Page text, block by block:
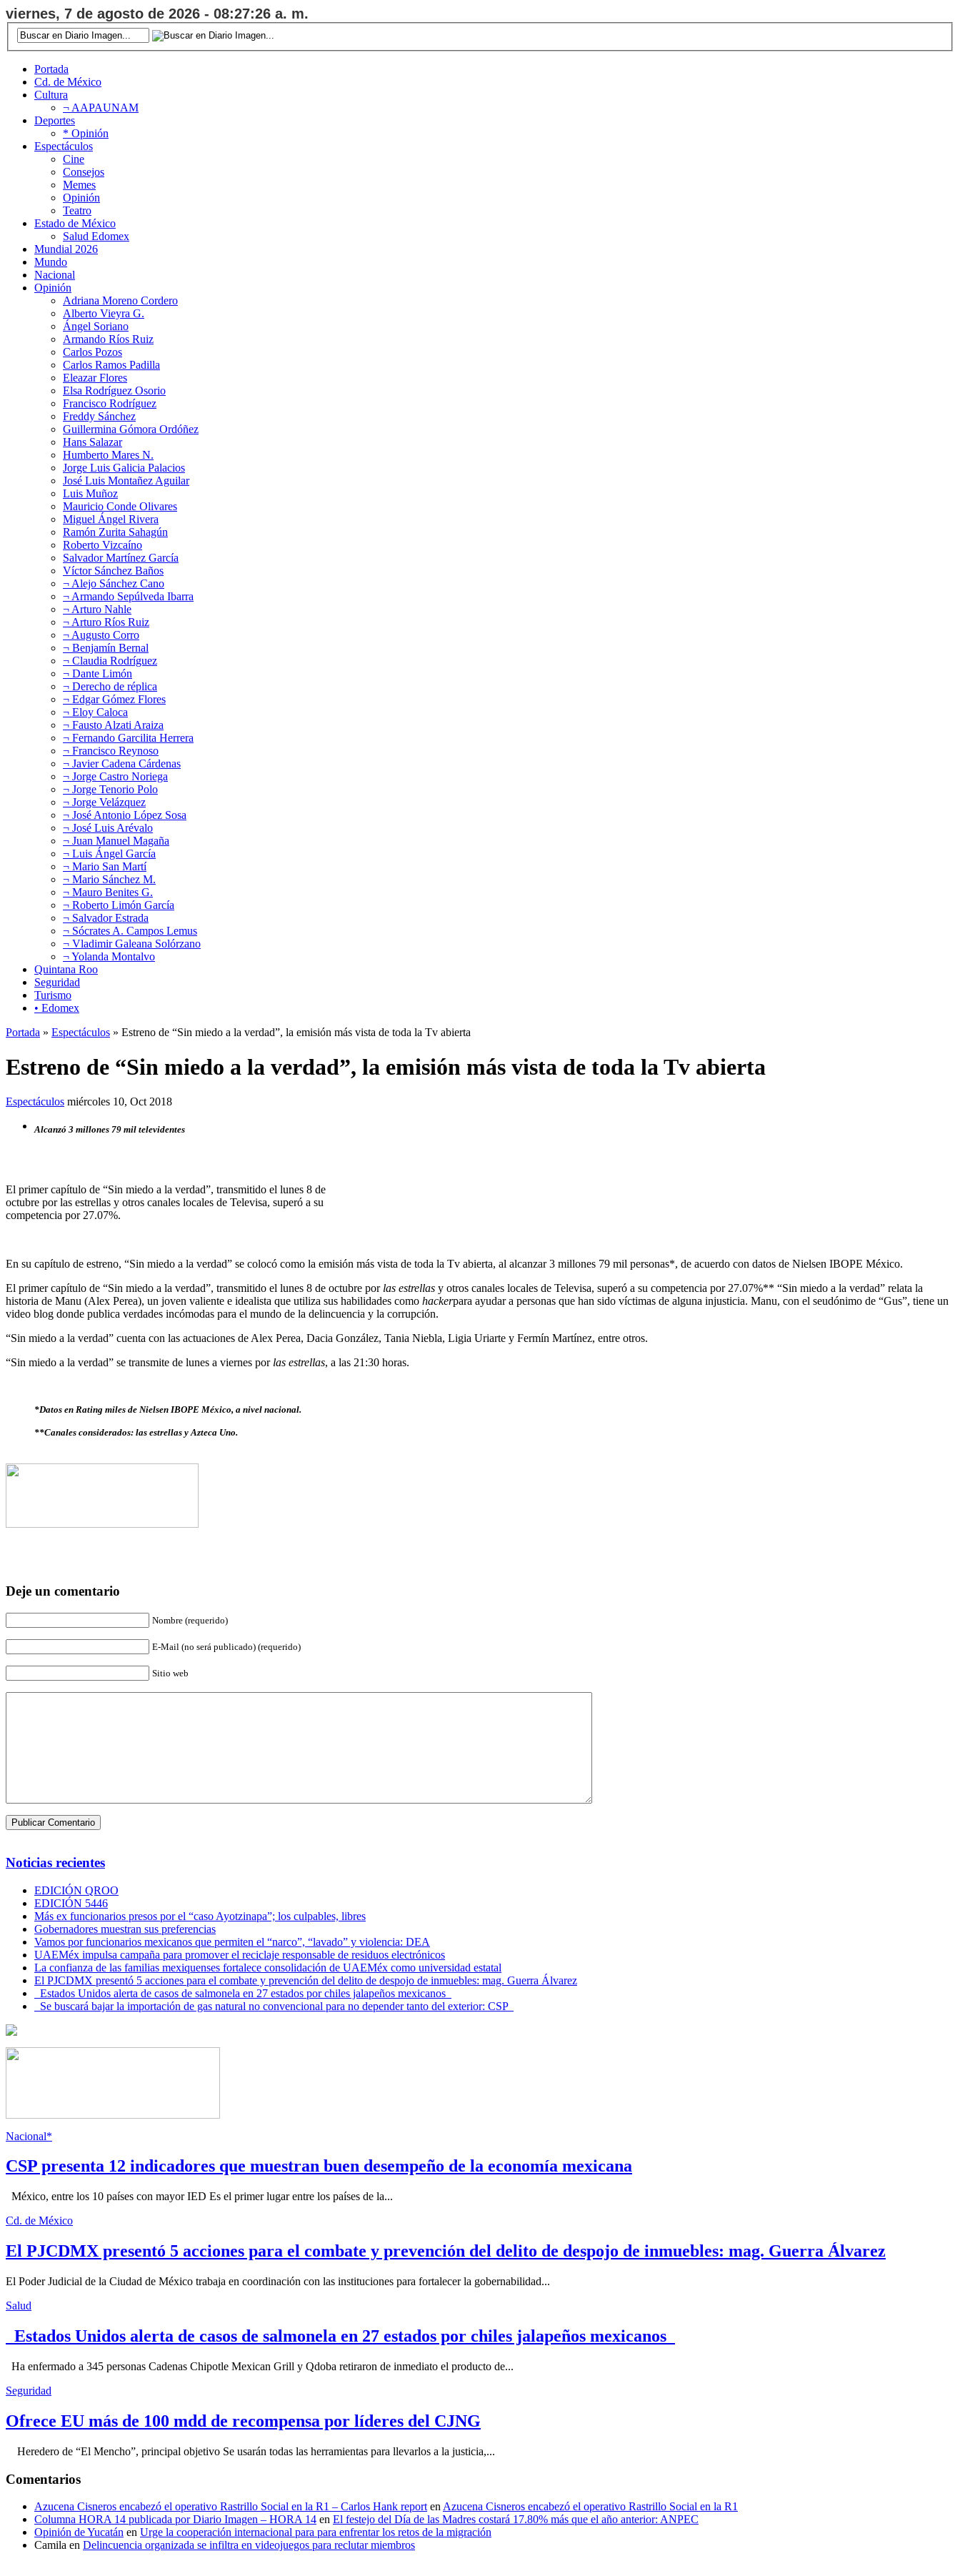
viernes, 7 de agosto de 2026 - 08:27:26 a. m.
Portada
Cd. de México
Cultura
¬ AAPAUNAM
Deportes
* Opinión
Espectáculos
Cine
Consejos
Memes
Opinión
Teatro
Estado de México
Salud Edomex
Mundial 2026
Mundo
Nacional
Opinión
Adriana Moreno Cordero
Alberto Vieyra G.
Ángel Soriano
Armando Ríos Ruiz
Carlos Pozos
Carlos Ramos Padilla
Eleazar Flores
Elsa Rodríguez Osorio
Francisco Rodríguez
Freddy Sánchez
Guillermina Gómora Ordóñez
Hans Salazar
Humberto Mares N.
Jorge Luis Galicia Palacios
José Luis Montañez Aguilar
Luis Muñoz
Mauricio Conde Olivares
Miguel Ángel Rivera
Ramón Zurita Sahagún
Roberto Vizcaíno
Salvador Martínez García
Víctor Sánchez Baños
¬ Alejo Sánchez Cano
¬ Armando Sepúlveda Ibarra
¬ Arturo Nahle
¬ Arturo Ríos Ruiz
¬ Augusto Corro
¬ Benjamín Bernal
¬ Claudia Rodríguez
¬ Dante Limón
¬ Derecho de réplica
¬ Edgar Gómez Flores
¬ Eloy Caloca
¬ Fausto Alzati Araiza
¬ Fernando Garcilita Herrera
¬ Francisco Reynoso
¬ Javier Cadena Cárdenas
¬ Jorge Castro Noriega
¬ Jorge Tenorio Polo
¬ Jorge Velázquez
¬ José Antonio López Sosa
¬ José Luis Arévalo
¬ Juan Manuel Magaña
¬ Luis Ángel García
¬ Mario San Martí
¬ Mario Sánchez M.
¬ Mauro Benites G.
¬ Roberto Limón García
¬ Salvador Estrada
¬ Sócrates A. Campos Lemus
¬ Vladimir Galeana Solórzano
¬ Yolanda Montalvo
Quintana Roo
Seguridad
Turismo
• Edomex
Portada » Espectáculos » Estreno de “Sin miedo a la verdad”, la emisión más vista de toda la Tv abierta
Estreno de “Sin miedo a la verdad”, la emisión más vista de toda la Tv abierta
Espectáculos miércoles 10, Oct 2018
Alcanzó 3 millones 79 mil televidentes
El primer capítulo de “Sin miedo a la verdad”, transmitido el lunes 8 de
octubre por las estrellas y otros canales locales de Televisa, superó a su
competencia por 27.07%.
En su capítulo de estreno, “Sin miedo a la verdad” se colocó como la emisión más vista de toda la Tv abierta, al alcanzar 3 millones 79 mil personas*, de acuerdo con datos de Nielsen IBOPE México.
El primer capítulo de “Sin miedo a la verdad”, transmitido el lunes 8 de octubre por las estrellas y otros canales locales de Televisa, superó a su competencia por 27.07%** “Sin miedo a la verdad” relata la
historia de Manu (Alex Perea), un joven valiente e idealista que utiliza sus habilidades como hackerpara ayudar a personas que han sido víctimas de alguna injusticia. Manu, con el seudónimo de “Gus”, tiene un
video blog donde publica verdades incómodas para el mundo de la delincuencia y la corrupción.
“Sin miedo a la verdad” cuenta con las actuaciones de Alex Perea, Dacia González, Tania Niebla, Ligia Uriarte y Fermín Martínez, entre otros.
“Sin miedo a la verdad” se transmite de lunes a viernes por las estrellas, a las 21:30 horas.
*Datos en Rating miles de Nielsen IBOPE México, a nivel nacional.
**Canales considerados: las estrellas y Azteca Uno.
Deje un comentario
Nombre (requerido)
E-Mail (no será publicado) (requerido)
Sitio web
Noticias recientes
EDICIÓN QROO
EDICIÓN 5446
Más ex funcionarios presos por el “caso Ayotzinapa”; los culpables, libres
Gobernadores muestran sus preferencias
Vamos por funcionarios mexicanos que permiten el “narco”, “lavado” y violencia: DEA
UAEMéx impulsa campaña para promover el reciclaje responsable de residuos electrónicos
La confianza de las familias mexiquenses fortalece consolidación de UAEMéx como universidad estatal
El PJCDMX presentó 5 acciones para el combate y prevención del delito de despojo de inmuebles: mag. Guerra Álvarez
Estados Unidos alerta de casos de salmonela en 27 estados por chiles jalapeños mexicanos
Se buscará bajar la importación de gas natural no convencional para no depender tanto del exterior: CSP
Nacional*
CSP presenta 12 indicadores que muestran buen desempeño de la economía mexicana
México, entre los 10 países con mayor IED Es el primer lugar entre los países de la...
Cd. de México
El PJCDMX presentó 5 acciones para el combate y prevención del delito de despojo de inmuebles: mag. Guerra Álvarez
El Poder Judicial de la Ciudad de México trabaja en coordinación con las instituciones para fortalecer la gobernabilidad...
Salud
Estados Unidos alerta de casos de salmonela en 27 estados por chiles jalapeños mexicanos
Ha enfermado a 345 personas Cadenas Chipotle Mexican Grill y Qdoba retiraron de inmediato el producto de...
Seguridad
Ofrece EU más de 100 mdd de recompensa por líderes del CJNG
Heredero de “El Mencho”, principal objetivo Se usarán todas las herramientas para llevarlos a la justicia,...
Comentarios
Azucena Cisneros encabezó el operativo Rastrillo Social en la R1 – Carlos Hank report en Azucena Cisneros encabezó el operativo Rastrillo Social en la R1
Columna HORA 14 publicada por Diario Imagen – HORA 14 en El festejo del Día de las Madres costará 17.80% más que el año anterior: ANPEC
Opinión de Yucatán en Urge la cooperación internacional para para enfrentar los retos de la migración
Camila en Delincuencia organizada se infiltra en videojuegos para reclutar miembros